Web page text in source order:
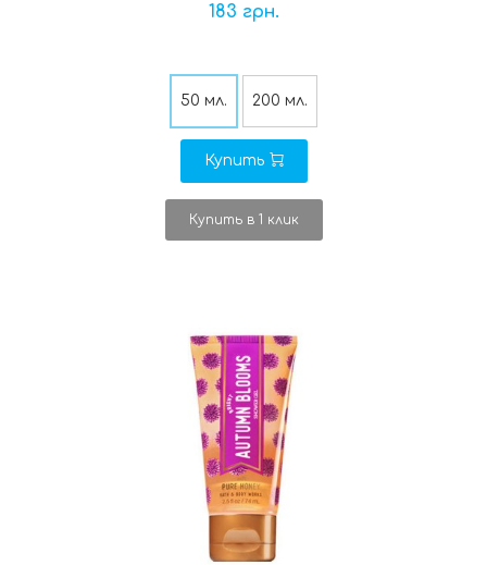
183 грн.
50 мл. 200 мл.
Купить
Купить в 1 клик